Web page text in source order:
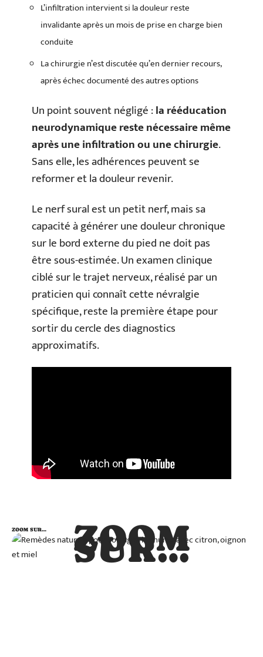
L’infiltration intervient si la douleur reste
invalidante après un mois de prise en charge bien
conduite
La chirurgie n’est discutée qu’en dernier recours,
après échec documenté des autres options
Un point souvent négligé :la rééducation
neurodynamique reste nécessaire même
après une infiltration ou une chirurgie.
Sans elle, les adhérences peuvent se
reformer et la douleur revenir.
Le nerf sural est un petit nerf, mais sa
capacité à générer une douleur chronique
sur le bord externe du pied ne doit pas
être sous-estimée. Un examen clinique
ciblé sur le trajet nerveux, réalisé par un
praticien qui connaît cette névralgie
spécifique, reste la première étape pour
sortir du cercle des diagnostics
approximatifs.
ZOOM
SUR…
ZOOM SUR…